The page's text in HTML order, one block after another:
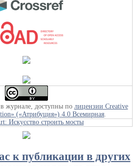
журнале, доступны по лицензии Creative
(«Атрибуция») 4.0 Всемирная.
к публикации в других